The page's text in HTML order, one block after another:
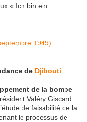
« Ich bin ein
1949)
de Djibouti
de la bombe
Valéry Giscard
de faisabilité de la
le processus de